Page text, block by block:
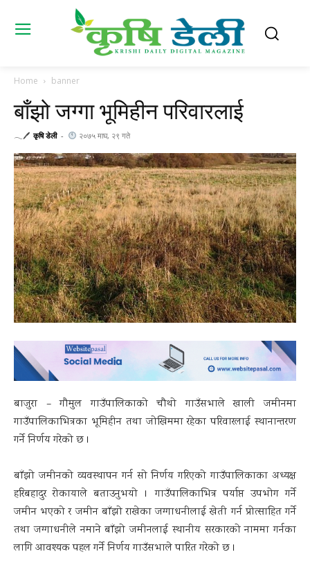
Home banner
बाँझो जग्गा भूमिहीन परिवारलाई
𓂃🖊 कृषि डेली - २०७५ माघ, २९ गते
बाजुरा – गौमुल गाउँपालिकाको चौथो गाउँसभाले खाली जमीनमा
गाउँपालिकाभित्रका भूमिहीन तथा जोखिममा रहेका परिवारलाई स्थानान्तरण
गर्ने निर्णय गरेको छ ।
बाँझो जमीनको व्यवस्थापन गर्न सो निर्णय गरिएको गाउँपालिकाका अध्यक्ष
हरिबहादुर रोकायाले बताउनुभयो । गाउँपालिकाभित्र पर्याप्त उपभोग गर्ने
जमीन भएको र जमीन बाँझो राखेका जग्गाधनीलाई खेती गर्न प्रोत्साहित गर्ने
तथा जग्गाधनीले नमाने बाँझो जमीनलाई स्थानीय सरकारको नाममा गर्नका
लागि आवश्यक पहल गर्ने निर्णय गाउँसभाले पारित गरेको छ ।